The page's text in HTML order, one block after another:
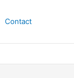
Contact